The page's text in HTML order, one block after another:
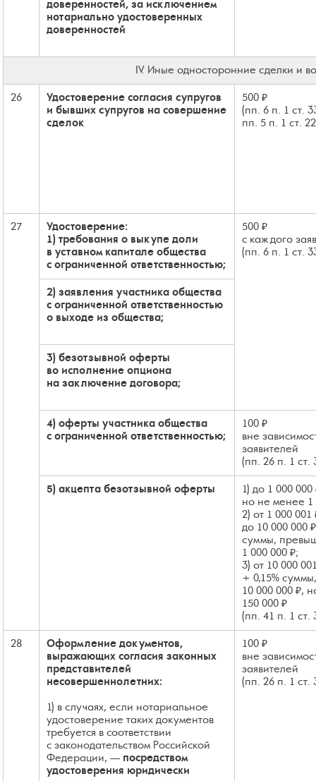
доверенностей, за исключением
нотариально удостоверенных
доверенностей
IV. Иные односторонние сделки и
26
Удостоверение согласия супругов
и бывших супругов на совершение
сделок
500 ₽
(пп. 6 п. 1 ст.
пп. 5 п. 1 ст.
27
Удостоверение:
1) требования о выкупе доли
в уставном капитале общества
с ограниченной ответственностью;
500 ₽
с каждого
(пп. 6 п. 1 ст.
2) заявления участника общества
с ограниченной ответственностью
о выходе из общества;
3) безотзывной оферты
во исполнение опциона
на заключение договора;
4) оферты участника общества
с ограниченной ответственностью;
100 ₽
вне
заявителей
(пп. 26 п. 1 ст.
5) акцепта безотзывной оферты
1) до 1 000
но не менее 1
2) от 1 000 001
до 10 000 000
суммы,
1 000 000 ₽;
3) от 10 000
+ 0,15%
10 000 000 ₽,
150 000 ₽
(пп. 41 п. 1 ст.
28
Оформление документов,
выражающих согласия законных
представителей
несовершеннолетних:
1) в случаях, если нотариальное
удостоверение таких документов
требуется в соответствии
с законодательством Российской
Федерации, — посредством
удостоверения юридически
100 ₽
вне
заявителей
(пп. 26 п. 1 ст.